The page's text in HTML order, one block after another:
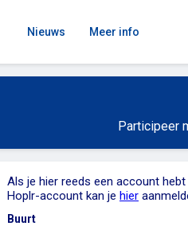
Nieuws Meer info
Participeer
Als je hier reeds een account
Hoplr-account kan je hier
Buurt